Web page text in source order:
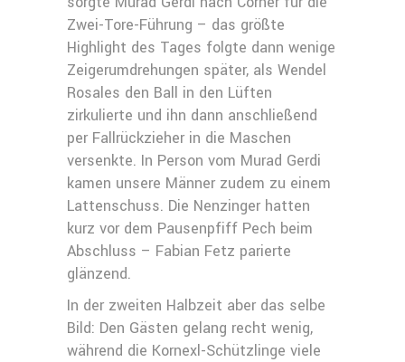
Zwei-Tore-Führung – das größte
Highlight des Tages folgte dann wenige
Zeigerumdrehungen später, als Wendel
Rosales den Ball in den Lüften
zirkulierte und ihn dann anschließend
per Fallrückzieher in die Maschen
versenkte. In Person vom Murad Gerdi
kamen unsere Männer zudem zu einem
Lattenschuss. Die Nenzinger hatten
kurz vor dem Pausenpfiff Pech beim
Abschluss – Fabian Fetz parierte
glänzend.
In der zweiten Halbzeit aber das selbe
Bild: Den Gästen gelang recht wenig,
während die Kornexl-Schützlinge viele